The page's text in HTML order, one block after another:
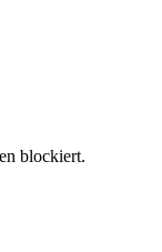
blockiert.